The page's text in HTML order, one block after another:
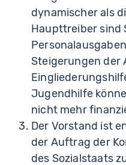
dynamischer als
Haupttreiber sind
Steigerungen der
Jugendhilfe
nicht mehr
Der Vorstand ist
der Auftrag der
des Sozialstaats